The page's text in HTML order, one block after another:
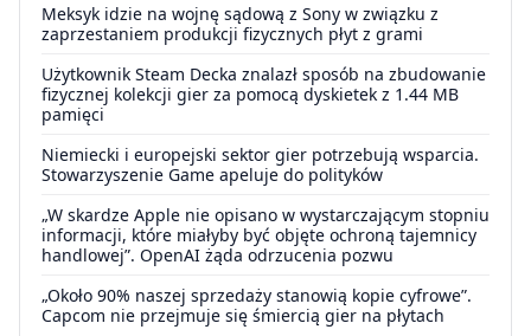
Meksyk idzie na wojnę sądową z Sony w związku z
zaprzestaniem produkcji fizycznych płyt z grami
Użytkownik Steam Decka znalazł sposób na zbudowanie
fizycznej kolekcji gier za pomocą dyskietek z 1.44 MB
pamięci
Niemiecki i europejski sektor gier potrzebują wsparcia.
Stowarzyszenie Game apeluje do polityków
„W skardze Apple nie opisano w wystarczającym stopniu
informacji, które miałyby być objęte ochroną tajemnicy
handlowej”. OpenAI żąda odrzucenia pozwu
„Około 90% naszej sprzedaży stanowią kopie cyfrowe”.
Capcom nie przejmuje się śmiercią gier na płytach